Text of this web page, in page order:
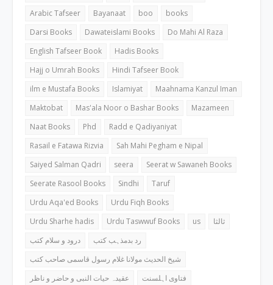
Arabic Tafseer
Bayanaat boo
books
Darsi Books
Dawateislami Books
Do Mahi Al Raza
English Tafseer Book
Hadis Books
Hajj o Umrah Books
Hindi Tafseer Book
ilm e Mustafa Books
Islamiyat
Maahnama Kanzul Iman
Maktobat
Mas'ala Noor o Bashar Books
Mazameen
Naat Books
Phd
Radd e Qadiyaniyat
Rasail e Fatawa Rizvia
Sah Mahi Pegham e Nipal
Saiyed Salman Qadri
seera
Seerat w Sawaneh Books
Seerate Rasool Books
Sindhi
Taruf
Urdu Aqa'ed Books
Urdu Fiqh Books
Urdu Sharhe hadis
Urdu Taswwuf Books us
ثالثا
درود و سلام کتب
رد بدمذہب کتب
شیخ الحدیث مولانا غلام رسول قاسمی صاحب کتب
عقیدہ حیات النبی و حاضر و ناظر
فتاوی اہلسنت